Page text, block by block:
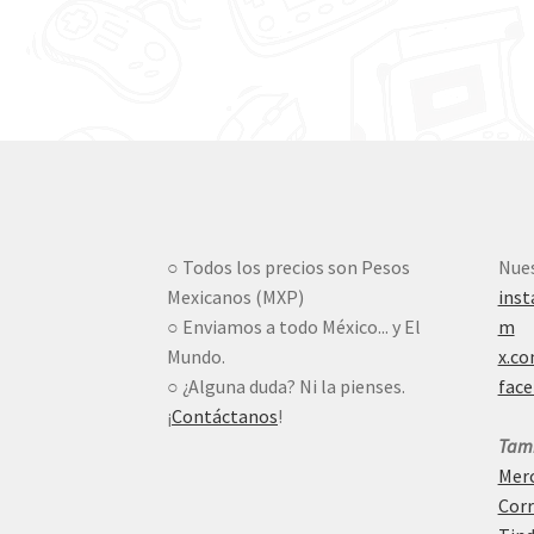
○ Todos los precios son Pesos
Mexicanos (MXP)
○ Enviamos a todo México... y El
Mundo.
○ ¿Alguna duda? Ni la pienses.
¡Contáctanos!
m